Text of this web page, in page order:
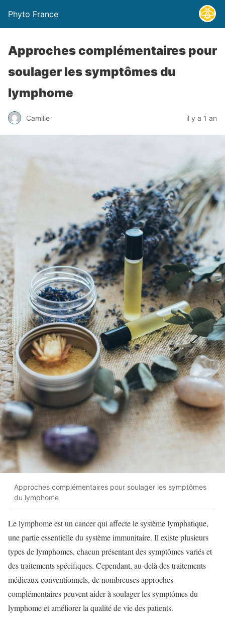
Phyto France
Approches complémentaires pour
soulager les symptômes du
lymphome
Camille il y a 1 an
Approches complémentaires pour soulager les symptômes
du lymphome
Le lymphome est un cancer qui affecte le système lymphatique,
une partie essentielle du système immunitaire. Il existe plusieurs
types de lymphomes, chacun présentant des symptômes variés et
des traitements spécifiques. Cependant, au-delà des traitements
médicaux conventionnels, de nombreuses approches
complémentaires peuvent aider à soulager les symptômes du
lymphome et améliorer la qualité de vie des patients.